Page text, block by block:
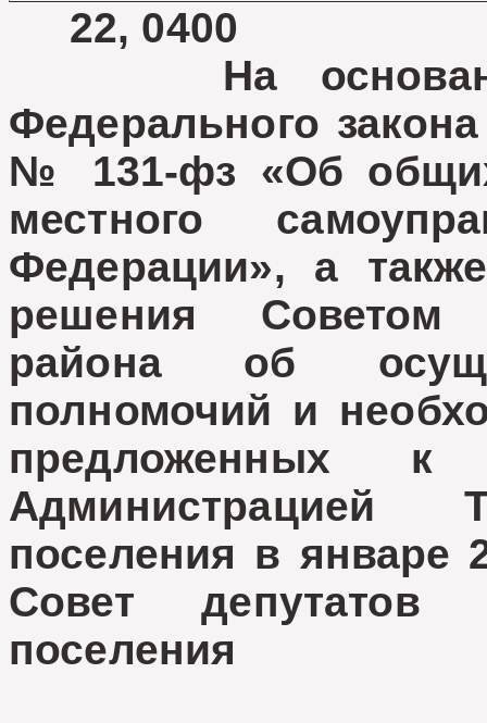
22, 0400
На основании
Федерального
№ 131-фз «Об общих
местного
Федерации», а
решения Советом
района об
полномочий и
предложенных к
Администрацией
поселения в январе
Совет депутатов
поселения